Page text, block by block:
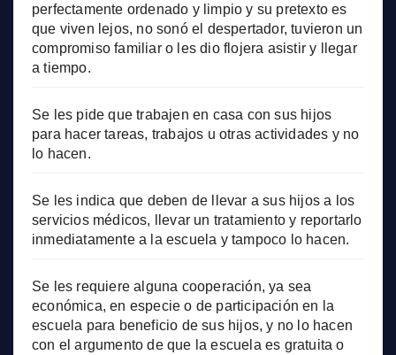
perfectamente ordenado y limpio y su pretexto es
que viven lejos, no sonó el despertador, tuvieron un
compromiso familiar o les dio flojera asistir y llegar
a tiempo.
Se les pide que trabajen en casa con sus hijos
para hacer tareas, trabajos u otras actividades y no
lo hacen.
Se les indica que deben de llevar a sus hijos a los
servicios médicos, llevar un tratamiento y reportarlo
inmediatamente a la escuela y tampoco lo hacen.
Se les requiere alguna cooperación, ya sea
económica, en especie o de participación en la
escuela para beneficio de sus hijos, y no lo hacen
con el argumento de que la escuela es gratuita o